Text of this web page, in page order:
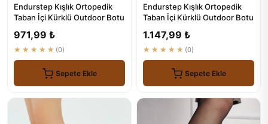
Endurstep Kışlık Ortopedik
Taban İçi Kürklü Outdoor Botu
971,99 ₺
★★★★★ (0)
Sepete Ekle
Endurstep Kışlık Ortopedik
Taban İçi Kürklü Outdoor Botu
1.147,99 ₺
★★★★★ (0)
Sepete Ekle